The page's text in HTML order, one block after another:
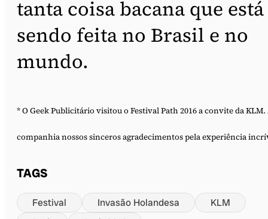
tanta coisa bacana que está
sendo feita no Brasil e no
mundo.
* O Geek Publicitário visitou o Festival Path 2016 a convite da KLM.
companhia nossos sinceros agradecimentos pela experiência
TAGS
Festival Invasão Holandesa
KLM